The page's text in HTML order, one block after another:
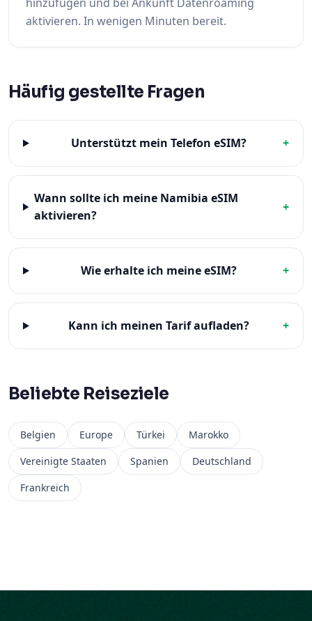
aktivieren. In wenigen Minuten bereit.
Häufig gestellte Fragen
Unterstützt mein Telefon eSIM? +
Wann sollte ich meine Namibia eSIM
aktivieren?
+
Wie erhalte ich meine eSIM? +
Kann ich meinen Tarif aufladen? +
Beliebte Reiseziele
Belgien Europe Türkei
Marokko
Vereinigte Staaten
Spanien
Deutschland
Frankreich